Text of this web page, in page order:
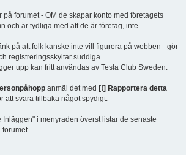
på forumet - OM de skapar konto med företagets
och är tydliga med att de är företag, inte
på att folk kanske inte vill figurera på webben - gör
registreringsskyltar suddiga.
upp kan fritt användas av Tesla Club Sweden.
anmäl det med [!] Rapportera detta
att svara tillbaka något spydigt.
Inläggen" i menyraden överst listar de senaste
forumet.